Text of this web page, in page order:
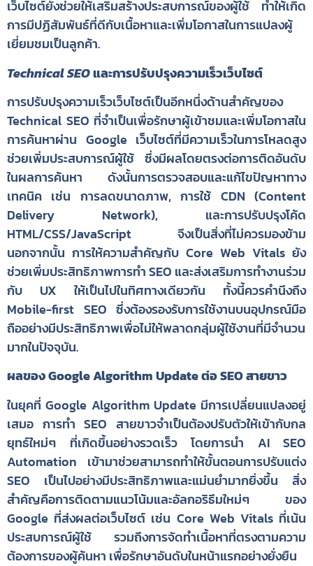
เว็บไซต์ยังช่วยให้เสริมสร้างประสบการณ์ของผู้ใช้ ทำให้เกิด
การมีปฏิสัมพันธ์ที่ดีกับเนื้อหาและเพิ่มโอกาสในการแปลงผู้
เยี่ยมชมเป็นลูกค้า.
Technical SEOและการปรับปรุงความเร็วเว็บไซต์
การปรับปรุงความเร็วเว็บไซต์เป็นอีกหนึ่งด้านสำคัญของ
Technical SEO ที่จำเป็นเพื่อรักษาผู้เข้าชมและเพิ่มโอกาสใน
การค้นหาผ่าน Google เว็บไซต์ที่มีความเร็วในการโหลดสูง
ช่วยเพิ่มประสบการณ์ผู้ใช้ ซึ่งมีผลโดยตรงต่อการติดอันดับ
ในผลการค้นหา ดังนั้นการตรวจสอบและแก้ไขปัญหาทาง
เทคนิค เช่น การลดขนาดภาพ, การใช้ CDN (Content
Delivery Network), และการปรับปรุงโค้ด
HTML/CSS/JavaScript จึงเป็นสิ่งที่ไม่ควรมองข้าม
นอกจากนั้น การให้ความสำคัญกับ Core Web Vitals ยัง
ช่วยเพิ่มประสิทธิภาพการทำ SEO และส่งเสริมการทำงานร่วม
กับ UX ให้เป็นไปในทิศทางเดียวกัน ทั้งนี้ควรคำนึงถึง
Mobile-first SEO ซึ่งต้องรองรับการใช้งานบนอุปกรณ์มือ
ถืออย่างมีประสิทธิภาพเพื่อไม่ให้พลาดกลุ่มผู้ใช้งานที่มีจำนวน
มากในปัจจุบัน.
ผลของ Google Algorithm Update ต่อ SEO สายขาว
ในยุคที่ Google Algorithm Update มีการเปลี่ยนแปลงอยู่
เสมอ การทำ SEO สายขาวจำเป็นต้องปรับตัวให้เข้ากับกล
ยุทธ์ใหม่ๆ ที่เกิดขึ้นอย่างรวดเร็ว โดยการนำ AI SEO
Automation เข้ามาช่วยสามารถทำให้ขั้นตอนการปรับแต่ง
SEO เป็นไปอย่างมีประสิทธิภาพและแม่นยำมากยิ่งขึ้น สิ่ง
สำคัญคือการติดตามแนวโน้มและอัลกอริธึมใหม่ๆ ของ
Google ที่ส่งผลต่อเว็บไซต์ เช่น Core Web Vitals ที่เน้น
ประสบการณ์ผู้ใช้ รวมถึงการจัดทำเนื้อหาที่ตรงตามความ
ต้องการของผู้ค้นหา เพื่อรักษาอันดับในหน้าแรกอย่างยั่งยืน